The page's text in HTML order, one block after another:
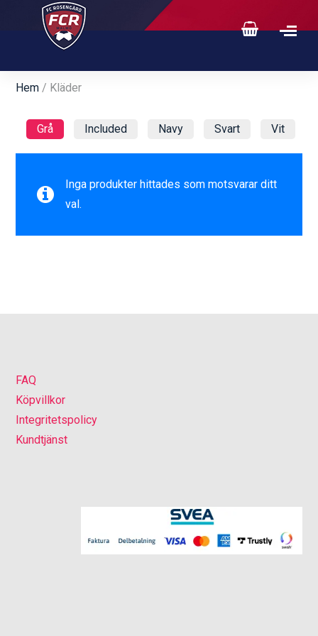
Hem / Kläder
Grå Included Navy Svart Vit
Inga produkter hittades som motsvarar ditt
val.
FAQ
Köpvillkor
Integritetspolicy
Kundtjänst